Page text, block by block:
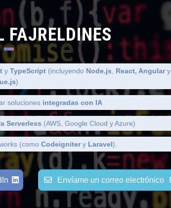
FAJRELDINES
y TypeScript(incluyendo Node.js React, Angulary
)
soluciones integradas con IA
Serverless (AWS, Google Cloud y Azure)
(como Codeignitery Laravel).
Envíame un correo electrónico